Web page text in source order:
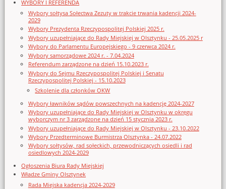
WYBORY I REFERENDA
Wybory sołtysa Sołectwa Zezuty w trakcie trwania kadencji 2024-
2029
Wybory Prezydenta Rzeczypospolitej Polskiej 2025 r.
Wybory uzupełniające do Rady Miejskiej w Olsztynku - 25.05.2025 r
Wybory do Parlamentu Europejskiego - 9 czerwca 2024 r.
Wybory samorządowe 2024 r. - 7.04.2024
Referendum zarządzone na dzień 15.10.2023 r.
Wybory do Sejmu Rzeczypospolitej Polskiej i Senatu
Rzeczypospolitej Polskiej - 15.10.2023
Szkolenie dla członków OKW
Wybory ławników sądów powszechnych na kadencję 2024-2027
Wybory uzupełniające do Rady Miejskiej w Olsztynku w okręgu
wyborczym nr 3 zarządzone na dzień 15 stycznia 2023 r.
Wybory uzupełniające do Rady Miejskiej w Olsztynku - 23.10.2022
Wybory Przedterminowe Burmistrza Olsztynka - 24.07.2022
Wybory sołtysów, rad sołeckich, przewodniczących osiedli i rad
osiedlowych 2024-2029
Ogłoszenia Biura Rady Miejskiej
Władze Gminy Olsztynek
Rada Miejska kadencja 2024-2029